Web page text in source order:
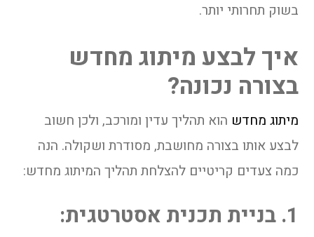
בשוק תחרותי יותר.
איך לבצע מיתוג מחדש
בצורה נכונה?
מיתוג מחדש הוא תהליך עדין ומורכב, ולכן חשוב
לבצע אותו בצורה מחושבת, מסודרת ושקולה. הנה
כמה צעדים קריטיים להצלחת תהליך המיתוג מחדש:
1. בניית תכנית אסטרטגית: